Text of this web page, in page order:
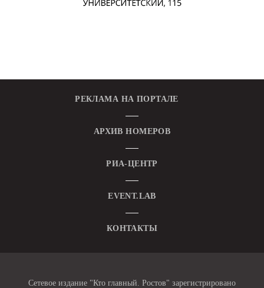
РЕКЛАМА НА ПОРТАЛЕ
АРХИВ НОМЕРОВ
РИА-ЦЕНТР
EVENT.LAB
КОНТАКТЫ
Сетевое издание "Кто главный. Ростов" зарегистрировано